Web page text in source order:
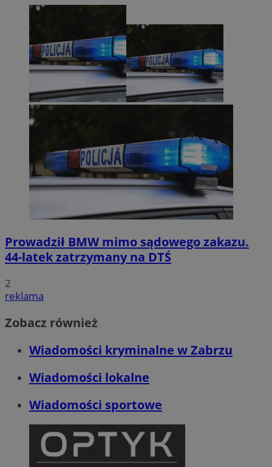
Prowadził BMW mimo sądowego zakazu.
44-latek zatrzymany na DTŚ
2
reklama
Zobacz również
Wiadomości kryminalne w Zabrzu
Wiadomości lokalne
Wiadomości sportowe